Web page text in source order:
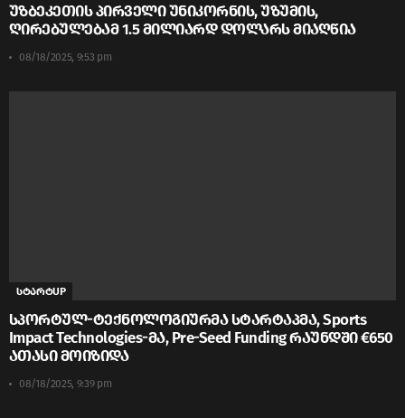
უზბეკეთის პირველი უნიკორნის, უზუმის,
ღირებულებამ 1.5 მილიარდ დოლარს მიაღწია
08/18/2025, 9:53 pm
სტარტUP
სპორტულ-ტექნოლოგიურმა სტარტაპმა, Sports
Impact Technologies-მა, Pre-Seed Funding რაუნდში €650
ათასი მოიზიდა
08/18/2025, 9:39 pm